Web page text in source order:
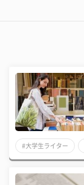
#大学生ライター